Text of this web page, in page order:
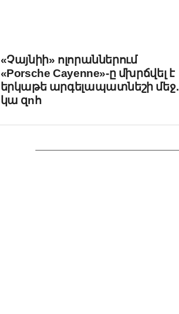
«Չայնիի» ոլորաններում
«Porsche Cayenne»-ը մխրճվել է
երկաթե արգելապատնեշի մեջ․
կա զnհ